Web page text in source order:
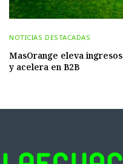
NOTICIAS DESTACADAS
MasOrange eleva ingresos
y acelera en B2B